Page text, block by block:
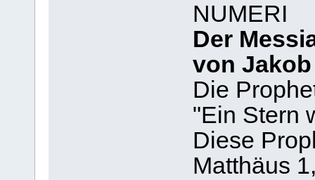
NUMERI
Der
von
Die
"Ein Stern
Diese
Matthäus